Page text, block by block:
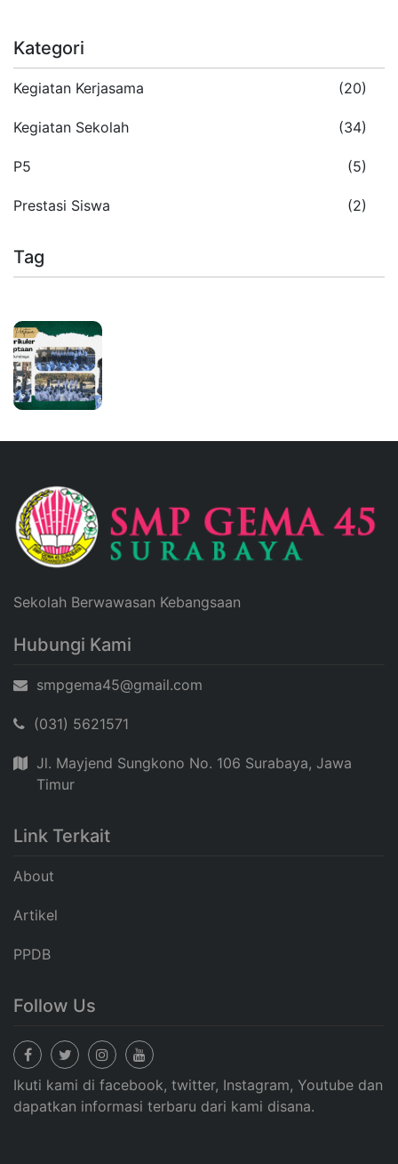
Kategori
Kegiatan Kerjasama (20)
Kegiatan Sekolah (34)
P5 (5)
Prestasi Siswa (2)
Tag
Sekolah Berwawasan Kebangsaan
Hubungi Kami
smpgema45@gmail.com
(031) 5621571
Jl. Mayjend Sungkono No. 106 Surabaya, Jawa
Timur
Link Terkait
About
Artikel
PPDB
Follow Us
Ikuti kami di facebook, twitter, Instagram, Youtube dan
dapatkan informasi terbaru dari kami disana.